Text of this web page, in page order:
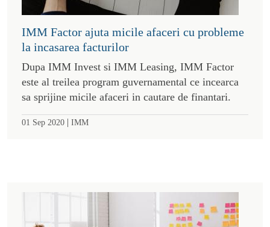
IMM Factor ajuta micile afaceri cu probleme
la incasarea facturilor
Dupa IMM Invest si IMM Leasing, IMM Factor
este al treilea program guvernamental ce incearca
sa sprijine micile afaceri in cautare de finantari.
01 Sep 2020 | IMM